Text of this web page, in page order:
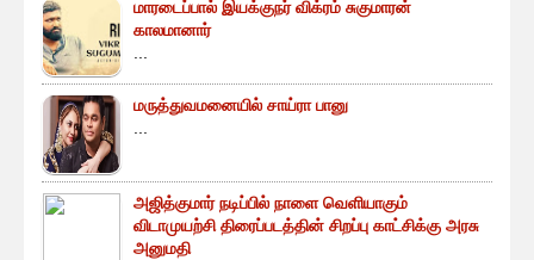
மாரடைப்பால் இயக்குநர் விக்ரம் சுகுமாரன்
காலமானார்
...
மருத்துவமனையில் சாய்ரா பானு
...
அஜித்குமார் நடிப்பில் நாளை வெளியாகும்
விடாமுயற்சி திரைப்படத்தின் சிறப்பு காட்சிக்கு அரசு
அனுமதி